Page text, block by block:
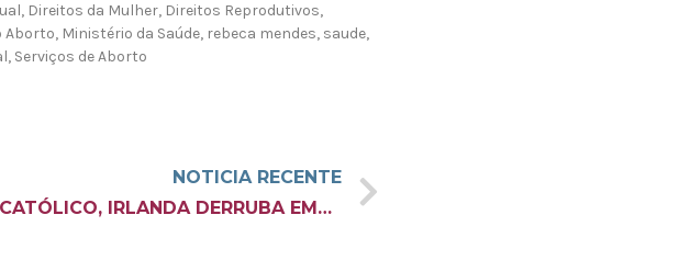
, Direitos da Mulher, Direitos Reprodutivos,
Aborto, Ministério da Saúde, rebeca mendes, saude,
, Serviços de Aborto
NOTICIA RECENTE
PAÍS CATÓLICO, IRLANDA DERRUBA EMENDA QUE PROÍBE O ABORTO